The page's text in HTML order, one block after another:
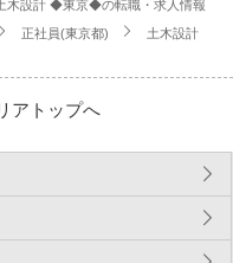
木設計 ◆東京◆の転職・求人情報
正社員(東京都)
土木設計
アトップへ